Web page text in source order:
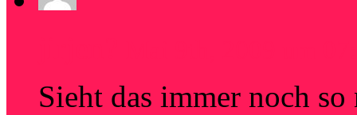
Sieht das immer noch so